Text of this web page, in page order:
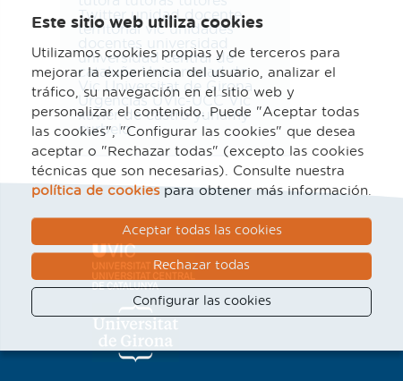
Twitter
unidad docente
territorial vic unidades
universidad central de
cataluña Universidad de
Vic Universitat de Girona
Urgencias UVic-UCC Vic
xavier de castro yuhamy
curbelo
Este sitio web utiliza cookies
Utilizamos cookies propias y de terceros para
mejorar la experiencia del usuario, analizar el
tráfico, su navegación en el sitio web y
personalizar el contenido. Puede "Aceptar todas
las cookies", "Configurar las cookies" que desea
aceptar o "Rechazar todas" (excepto las cookies
técnicas que son necesarias). Consulte nuestra
política de cookiespara obtener más información.
Aceptar todas las cookies
Rechazar todas
Configurar las cookies